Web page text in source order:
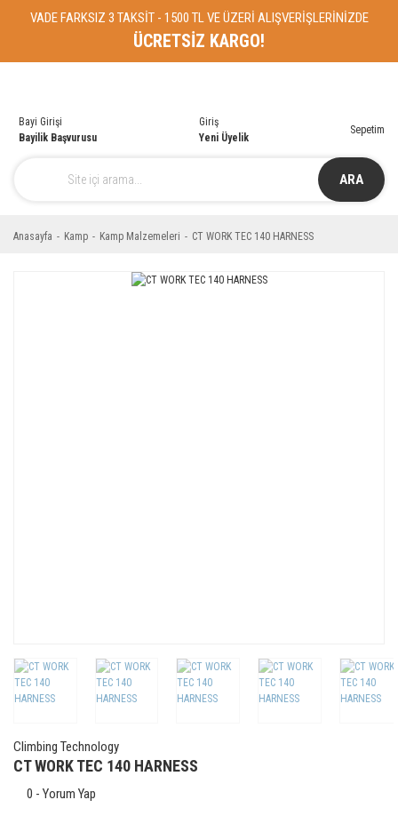
VADE FARKSIZ 3 TAKSİT - 1500 TL VE ÜZERİ ALIŞVERİŞLERİNİZDE
ÜCRETSİZ KARGO!
ARA
Bayi Girişi
Bayilik Başvurusu
Giriş
Yeni Üyelik
Sepetim
Anasayfa Kamp Kamp Malzemeleri CT WORK TEC 140 HARNESS
Climbing Technology
CT WORK TEC 140 HARNESS
0 - Yorum Yap